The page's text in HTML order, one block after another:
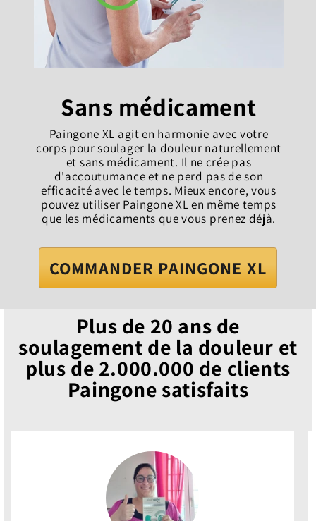
Sans médicament
Paingone XL agit en harmonie avec votre
corps pour soulager la douleur naturellement
et sans médicament. Il ne crée pas
d'accoutumance et ne perd pas de son
efficacité avec le temps. Mieux encore, vous
pouvez utiliser Paingone XL en même temps
que les médicaments que vous prenez déjà.
COMMANDER PAINGONE XL
Plus de 20 ans de
soulagement de la douleur et
plus de 2.000.000 de clients
Paingone satisfaits